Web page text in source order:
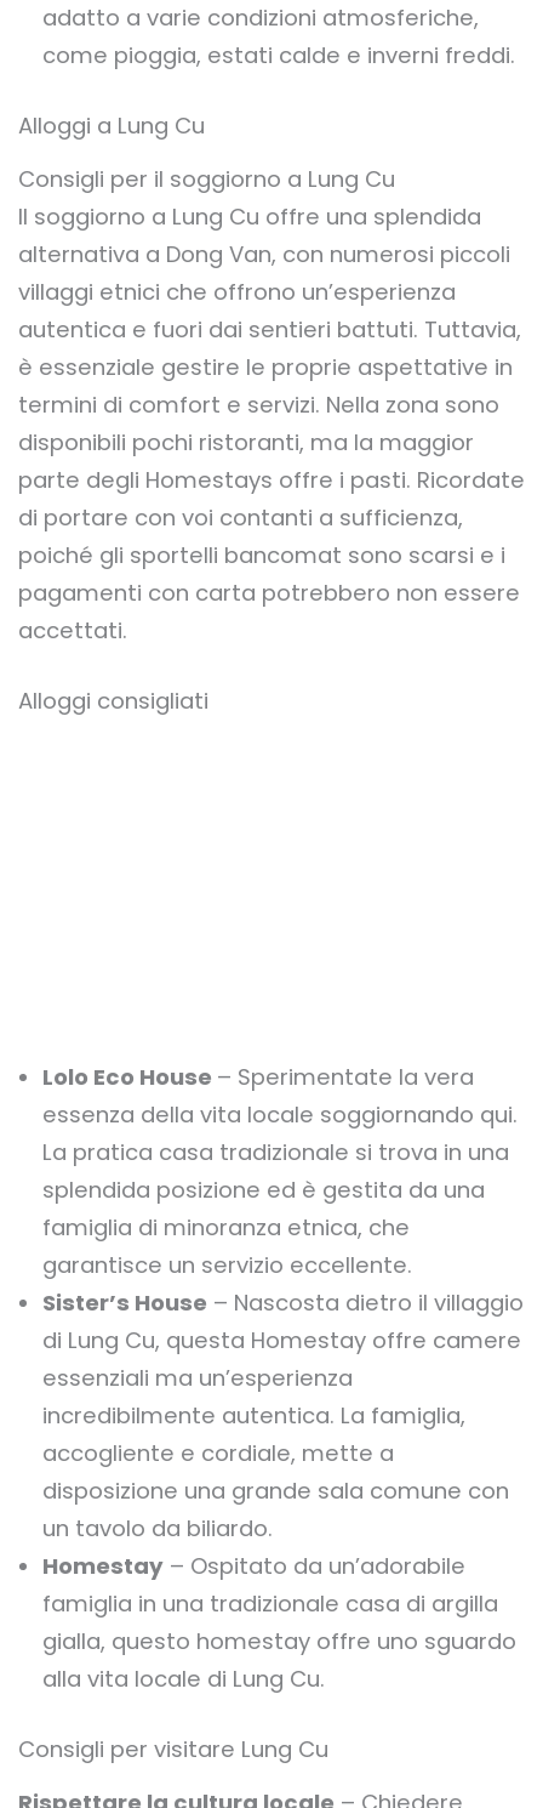
adatto a varie condizioni atmosferiche,
come pioggia, estati calde e inverni freddi.
Alloggi a Lung Cu
Consigli per il soggiorno a Lung Cu
Il soggiorno a Lung Cu offre una splendida
alternativa a Dong Van, con numerosi piccoli
villaggi etnici che offrono un’esperienza
autentica e fuori dai sentieri battuti. Tuttavia,
è essenziale gestire le proprie aspettative in
termini di comfort e servizi. Nella zona sono
disponibili pochi ristoranti, ma la maggior
parte degli Homestays offre i pasti. Ricordate
di portare con voi contanti a sufficienza,
poiché gli sportelli bancomat sono scarsi e i
pagamenti con carta potrebbero non essere
accettati.
Alloggi consigliati
Lolo Eco House – Sperimentate la vera
essenza della vita locale soggiornando qui.
La pratica casa tradizionale si trova in una
splendida posizione ed è gestita da una
famiglia di minoranza etnica, che
garantisce un servizio eccellente.
Sister’s House – Nascosta dietro il villaggio
di Lung Cu, questa Homestay offre camere
essenziali ma un’esperienza
incredibilmente autentica. La famiglia,
accogliente e cordiale, mette a
disposizione una grande sala comune con
un tavolo da biliardo.
Homestay – Ospitato da un’adorabile
famiglia in una tradizionale casa di argilla
gialla, questo homestay offre uno sguardo
alla vita locale di Lung Cu.
Consigli per visitare Lung Cu